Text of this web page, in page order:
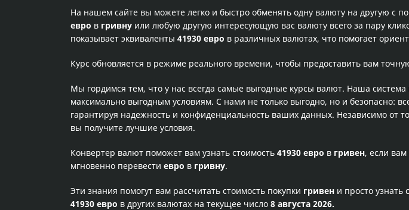
На нашем сайте вы можете легко и быстро обменять одну валюту на другую с
евро в гривну или любую другую интересующую вас валюту всего за пару
показывает эквиваленты 41930 евро в различных валютах, что помогает
Курс обновляется в режиме реального времени, чтобы предоставить вам
Мы гордимся тем, что у нас всегда самые выгодные курсы валют. Наша
максимально выгодным условиям. С нами не только выгодно, но и безопасно:
гарантируя надежность и конфиденциальность ваших данных. Независимо
вы получите лучшие условия.
Конвертер валют поможет вам узнать стоимость 41930 евро в гривен, если
мгновенно перевести евро в гривну.
Эти знания помогут вам рассчитать стоимость покупки гривен и просто узнать
41930 евро в других валютах на текущее число 8 августа 2026.